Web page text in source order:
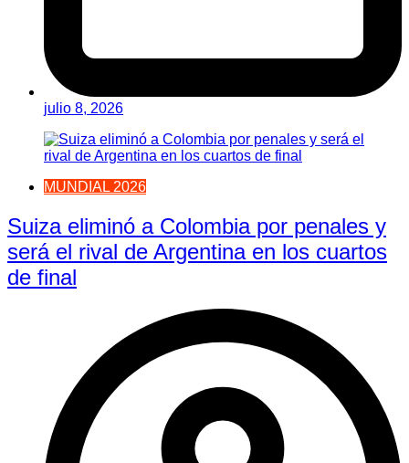
julio 8, 2026
MUNDIAL 2026
Suiza eliminó a Colombia por penales y
será el rival de Argentina en los cuartos
de final